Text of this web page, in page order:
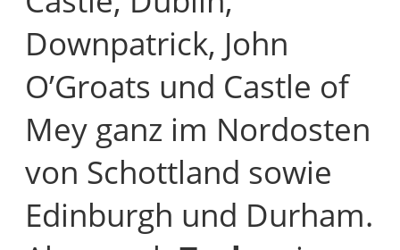
Downpatrick, John
O’Groats und Castle of
Mey ganz im Nordosten
von Schottland sowie
Edinburgh und Durham.